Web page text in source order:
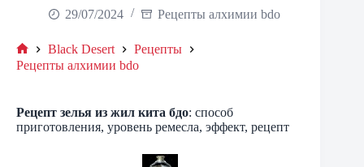
29/07/2024 Рецепты алхимии bdo
Home
Black Desert
Рецепты
Рецепты алхимии bdo
Рецепт зелья из жил кита бдо: способ
приготовления, уровень ремесла, эффект, рецепт